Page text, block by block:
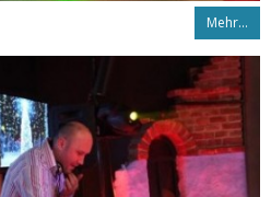
Mehr…